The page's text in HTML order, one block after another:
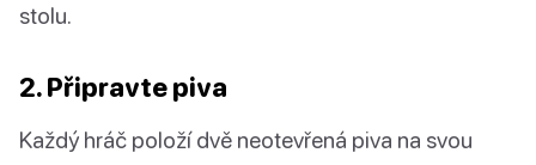
stolu.
2. Připravte piva
Každý hráč položí dvě neotevřená piva na svou